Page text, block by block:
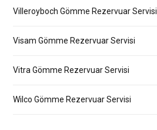
Villeroyboch Gömme Rezervuar Servisi
Visam Gömme Rezervuar Servisi
Vitra Gömme Rezervuar Servisi
Wilco Gömme Rezervuar Servisi